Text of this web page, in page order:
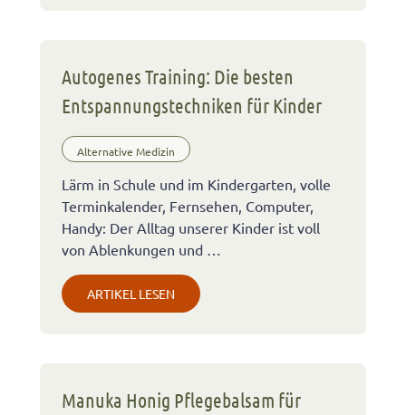
Autogenes Training: Die besten
Entspannungstechniken für Kinder
Alternative Medizin
Lärm in Schule und im Kindergarten, volle
Terminkalender, Fernsehen, Computer,
Handy: Der Alltag unserer Kinder ist voll
von Ablenkungen und …
ARTIKEL LESEN
Manuka Honig Pflegebalsam für